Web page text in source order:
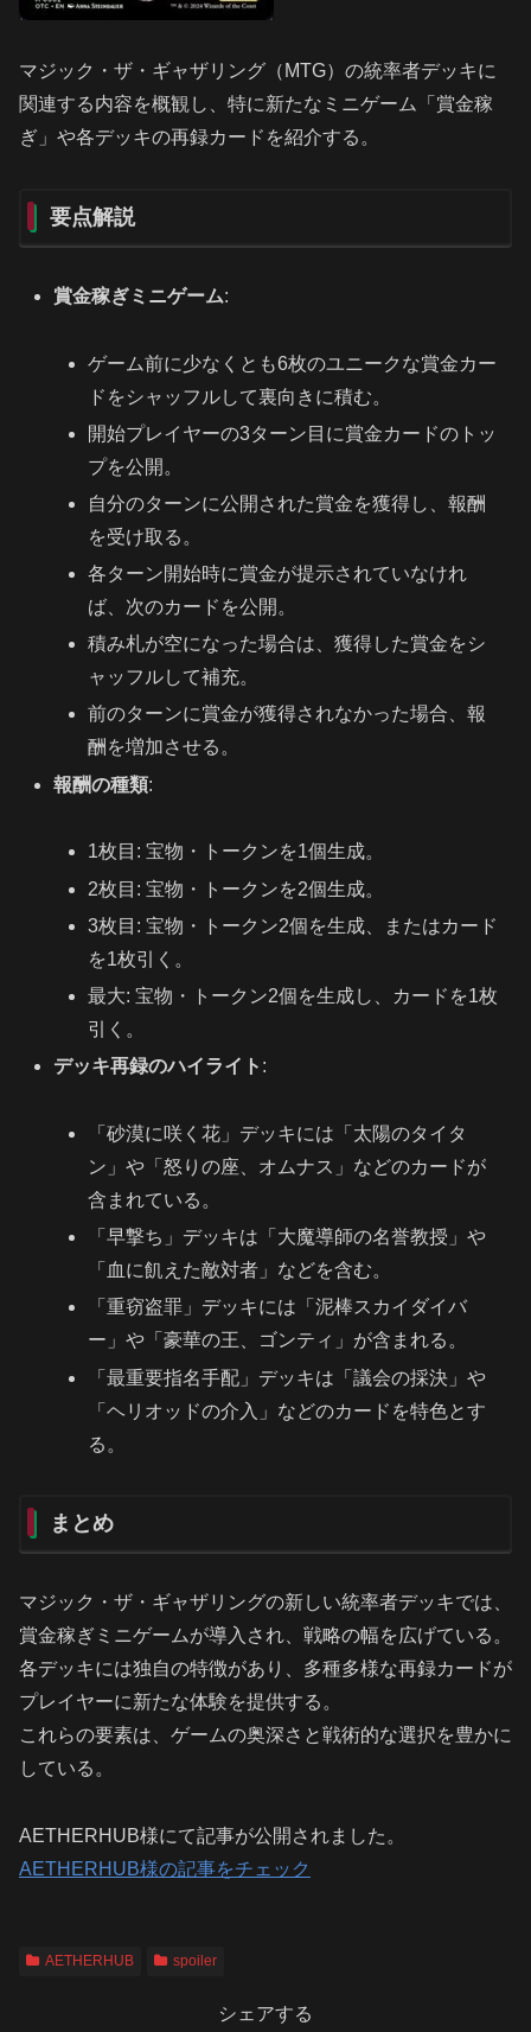
マジック・ザ・ギャザリング（MTG）の統率者デッキに
関連する内容を概観し、特に新たなミニゲーム「賞金稼
ぎ」や各デッキの再録カードを紹介する。
要点解説
賞金稼ぎミニゲーム:
ゲーム前に少なくとも6枚のユニークな賞金カー
ドをシャッフルして裏向きに積む。
開始プレイヤーの3ターン目に賞金カードのトッ
プを公開。
自分のターンに公開された賞金を獲得し、報酬
を受け取る。
各ターン開始時に賞金が提示されていなけれ
ば、次のカードを公開。
積み札が空になった場合は、獲得した賞金をシ
ャッフルして補充。
前のターンに賞金が獲得されなかった場合、報
酬を増加させる。
報酬の種類:
1枚目: 宝物・トークンを1個生成。
2枚目: 宝物・トークンを2個生成。
3枚目: 宝物・トークン2個を生成、またはカード
を1枚引く。
最大: 宝物・トークン2個を生成し、カードを1枚
引く。
デッキ再録のハイライト :
「砂漠に咲く花」デッキには「太陽のタイタ
ン」や「怒りの座、オムナス」などのカードが
含まれている。
「早撃ち」デッキは「大魔導師の名誉教授」や
「血に飢えた敵対者」などを含む。
「重窃盗罪」デッキには「泥棒スカイダイバ
ー」や「豪華の王、ゴンティ」が含まれる。
「最重要指名手配」デッキは「議会の採決」や
「ヘリオッドの介入」などのカードを特色とす
る。
まとめ
マジック・ザ・ギャザリングの新しい統率者デッキでは、
賞金稼ぎミニゲームが導入され、戦略の幅を広げている。
各デッキには独自の特徴があり、多種多様な再録カードが
プレイヤーに新たな体験を提供する。
これらの要素は、ゲームの奥深さと戦術的な選択を豊かに
している。
AETHERHUB様にて記事が公開されました。
AETHERHUB様の記事をチェック
AETHERHUB spoiler
シェアする